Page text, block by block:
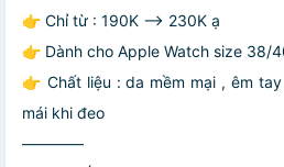
👉 Chỉ từ : 190K —> 230K ạ
👉 Dành cho Apple Watch size 38/
👉 Chất liệu : da mềm mại , êm
mái khi đeo
————